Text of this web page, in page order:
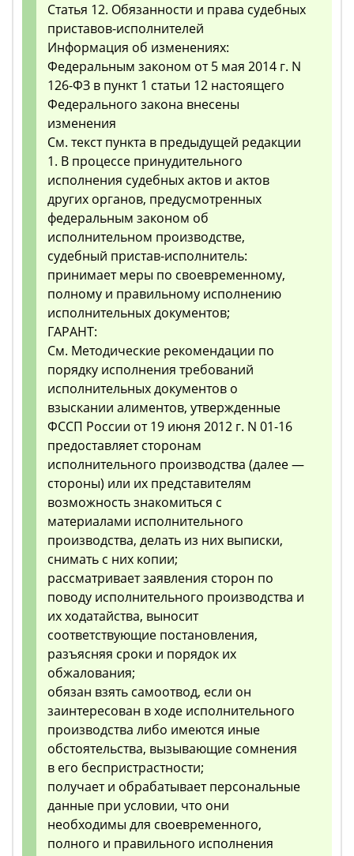
Статья 12. Обязанности и права судебных
приставов-исполнителей
Информация об изменениях:
Федеральным законом от 5 мая 2014 г. N
126-ФЗ в пункт 1 статьи 12 настоящего
Федерального закона внесены
изменения
См. текст пункта в предыдущей редакции
1. В процессе принудительного
исполнения судебных актов и актов
других органов, предусмотренных
федеральным законом об
исполнительном производстве,
судебный пристав-исполнитель:
принимает меры по своевременному,
полному и правильному исполнению
исполнительных документов;
ГАРАНТ:
См. Методические рекомендации по
порядку исполнения требований
исполнительных документов о
взыскании алиментов, утвержденные
ФССП России от 19 июня 2012 г. N 01-16
предоставляет сторонам
исполнительного производства (далее —
стороны) или их представителям
возможность знакомиться с
материалами исполнительного
производства, делать из них выписки,
снимать с них копии;
рассматривает заявления сторон по
поводу исполнительного производства и
их ходатайства, выносит
соответствующие постановления,
разъясняя сроки и порядок их
обжалования;
обязан взять самоотвод, если он
заинтересован в ходе исполнительного
производства либо имеются иные
обстоятельства, вызывающие сомнения
в его беспристрастности;
получает и обрабатывает персональные
данные при условии, что они
необходимы для своевременного,
полного и правильного исполнения